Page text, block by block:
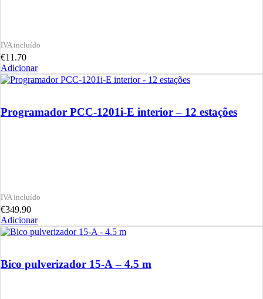
€11.70
Adicionar
Programador PCC-1201i-E interior – 12 estações
€349.90
Adicionar
Bico pulverizador 15-A – 4.5 m